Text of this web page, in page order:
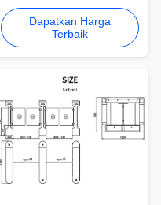
pengenalan pelat nomor,
manajemen parkir, dan sistem
akses RFID. Cocok untuk pusat
perbelanjaan, kawasan
kendaraan terkendali.
Dapatkan Harga
Terbaik